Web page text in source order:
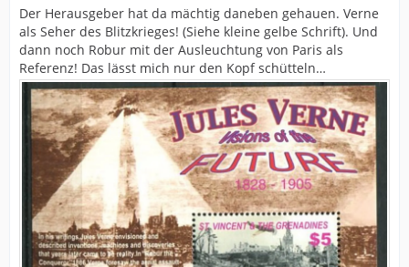
Der Herausgeber hat da mächtig daneben gehauen. Verne
als Seher des Blitzkrieges! (Siehe kleine gelbe Schrift). Und
dann noch Robur mit der Ausleuchtung von Paris als
Referenz! Das lässt mich nur den Kopf schütteln…